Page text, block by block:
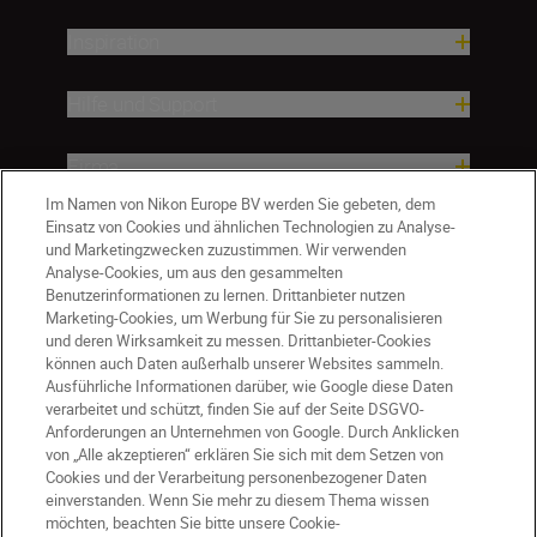
Firma
DE Nikon Sites
Kontakt Datenschutzhinweis
Im Namen von Nikon Europe BV werden Sie gebeten, dem
Einsatz von Cookies und ähnlichen Technologien zu Analyse-
und Marketingzwecken zuzustimmen. Wir verwenden
Analyse-Cookies, um aus den gesammelten
Benutzerinformationen zu lernen. Drittanbieter nutzen
Marketing-Cookies, um Werbung für Sie zu personalisieren
und deren Wirksamkeit zu messen. Drittanbieter-Cookies
können auch Daten außerhalb unserer Websites sammeln.
Ausführliche Informationen darüber, wie Google diese Daten
verarbeitet und schützt, finden Sie auf der Seite DSGVO-
Anforderungen an Unternehmen von Google. Durch Anklicken
von „Alle akzeptieren“ erklären Sie sich mit dem Setzen von
Cookies und der Verarbeitung personenbezogener Daten
einverstanden. Wenn Sie mehr zu diesem Thema wissen
möchten, beachten Sie bitte unsere Cookie-